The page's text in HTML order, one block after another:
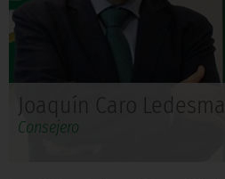
Joaquín Caro Ledesma
Consejero